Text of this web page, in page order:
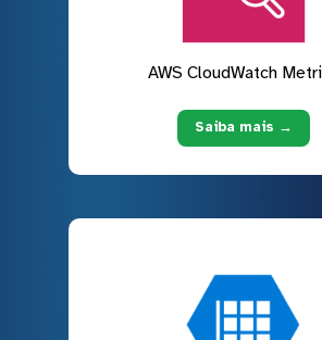
AWS CloudWatch
Saiba mais →